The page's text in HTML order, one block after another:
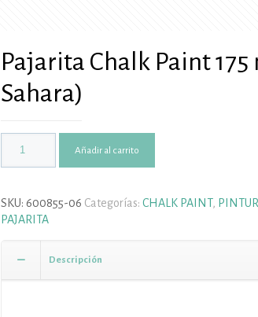
Pajarita Chalk Paint 175
Sahara)
Añadir al carrito
SKU: 600855-06 Categorías: CHALK PAINT,
PAJARITA
Descripción